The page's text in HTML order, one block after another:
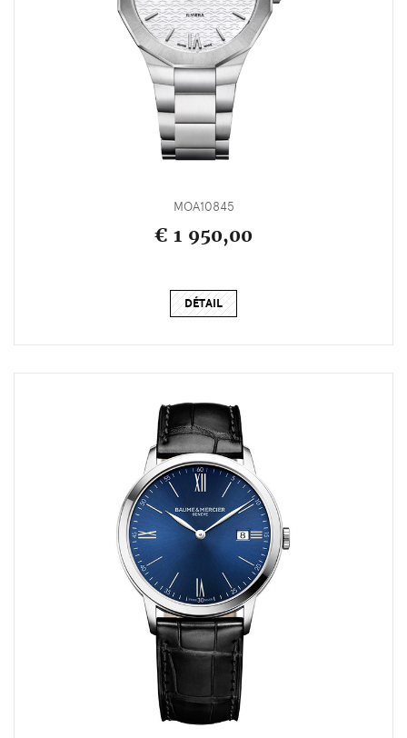
MOA10845
€ 1 950,00
DÉTAIL